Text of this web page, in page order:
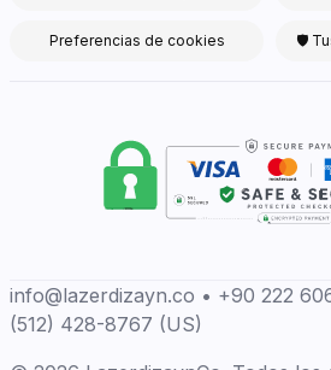
Preferencias de cookies 🛡
info@lazerdizayn.co • +90 222
(512) 428-8767 (US)